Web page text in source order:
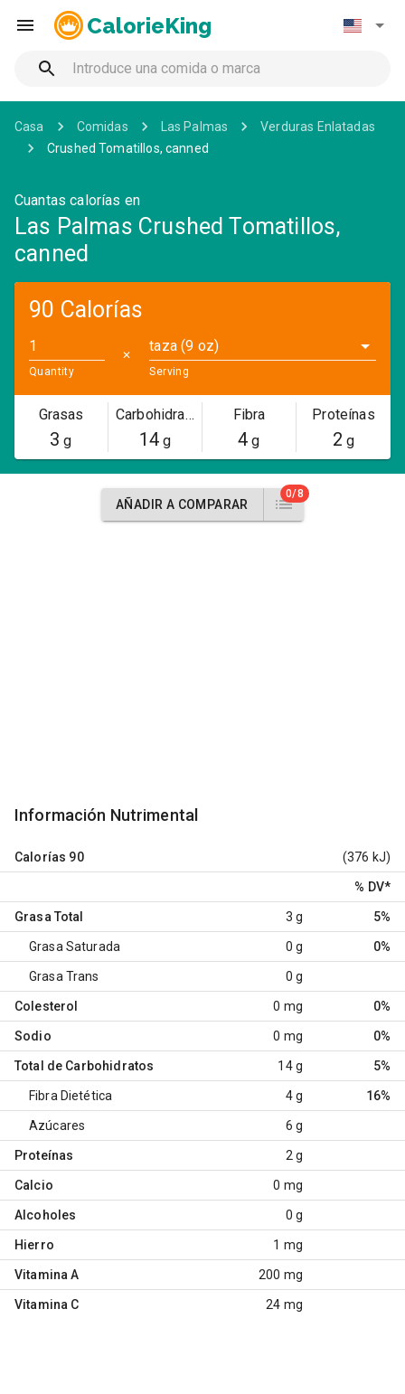
CalorieKing
Casa Comidas Las Palmas
Verduras Enlatadas
Crushed Tomatillos, canned
Cuantas calorías en
Las Palmas Crushed Tomatillos,
canned
90 Calorías
Quantity
✕
taza (9 oz)
Serving
Grasas
3 g
Carbohidratos
14g
Fibra
4 g
Proteínas
2 g
AÑADIR A COMPARAR
0/8
Información Nutrimental
Calorías 90 (376 kJ)
% DV*
Grasa Total 3 g 5%
Grasa Saturada 0 g 0%
Grasa Trans 0 g
Colesterol 0 mg 0%
Sodio 0 mg 0%
Total de Carbohidratos 14 g 5%
Fibra Dietética 4 g 16%
Azúcares 6 g
Proteínas 2 g
Calcio 0 mg
Alcoholes 0 g
Hierro 1 mg
Vitamina A 200 mg
Vitamina C 24 mg